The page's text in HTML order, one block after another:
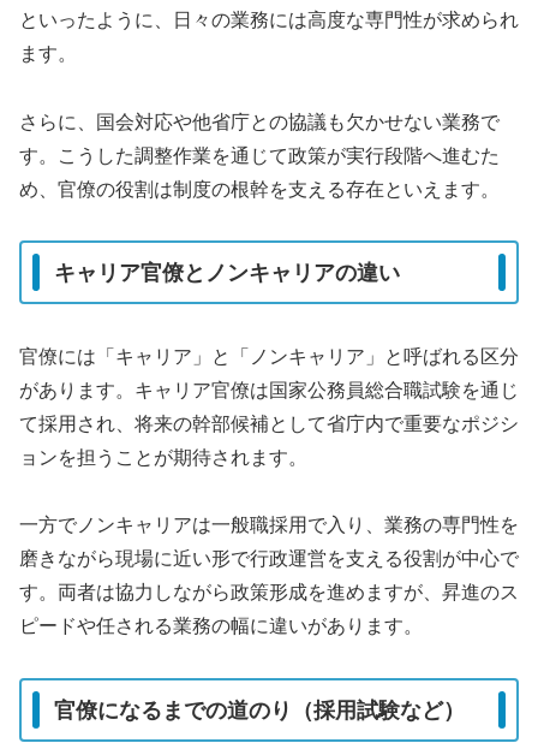
といったように、日々の業務には高度な専門性が求められ
ます。
さらに、国会対応や他省庁との協議も欠かせない業務で
す。こうした調整作業を通じて政策が実行段階へ進むた
め、官僚の役割は制度の根幹を支える存在といえます。
キャリア官僚とノンキャリアの違い
官僚には「キャリア」と「ノンキャリア」と呼ばれる区分
があります。キャリア官僚は国家公務員総合職試験を通じ
て採用され、将来の幹部候補として省庁内で重要なポジシ
ョンを担うことが期待されます。
一方でノンキャリアは一般職採用で入り、業務の専門性を
磨きながら現場に近い形で行政運営を支える役割が中心で
す。両者は協力しながら政策形成を進めますが、昇進のス
ピードや任される業務の幅に違いがあります。
官僚になるまでの道のり（採用試験など）